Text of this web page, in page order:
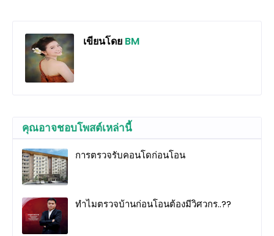
เขียนโดย BM
คุณอาจชอบโพสต์เหล่านี้
การตรวจรับคอนโดก่อนโอน
ทำไมตรวจบ้านก่อนโอนต้องมีวิศวกร..??